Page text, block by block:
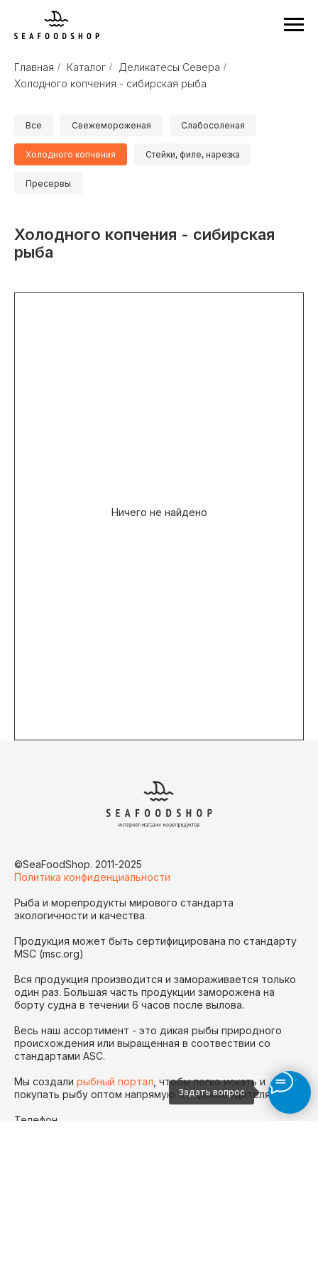
Задать вопрос
Главная / Каталог / Деликатесы Севера /
Холодного копчения - сибирская рыба
Все Свежемороженая Слабосоленая
Холодного копчения Стейки, филе, нарезка
Пресервы
Холодного копчения - сибирская
рыба
Ничего не найдено
©SeaFoodShop. 2011-2025
Политика конфиденциальности
Рыба и морепродукты мирового стандарта
экологичности и качества.
Продукция может быть сертифицирована по стандарту
MSC (msc.org)
Вся продукция производится и замораживается только
один раз. Большая часть продукции заморожена на
борту судна в течении 6 часов после вылова.
Весь наш ассортимент - это дикая рыбы природного
происхождения или выращенная в соотвествии со
стандартами ASC.
Мы создали рыбный портал , чтобы легко искать и
покупать рыбу оптом напрямую от производителя
Телефон